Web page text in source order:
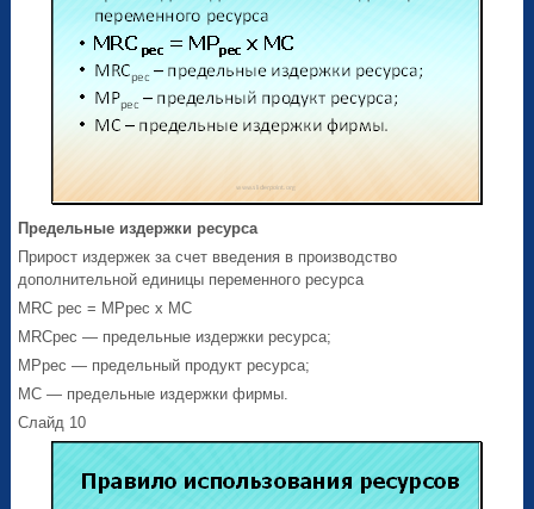
Предельные издержки ресурса
Прирост издержек за счет введения в производство
дополнительной единицы переменного ресурса
MRC рес = MPрес х МС
MRСрес — предельные издержки ресурса;
MPрес — предельный продукт ресурса;
MС — предельные издержки фирмы.
Слайд 10